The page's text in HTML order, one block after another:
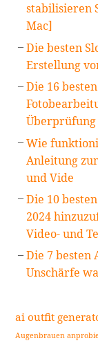
stabilisieren
Mac]
Die besten
Erstellung
Die 16
Überprüfung
Wie
Anleitung
und Vide
Die 10
2024
Video- und
Die 7 besten
Unschärfe
ai outfit
Augenbrauen